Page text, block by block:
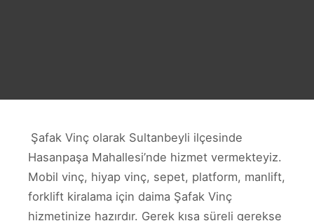
Şafak Vinç olarak Sultanbeyli ilçesinde
Hasanpaşa Mahallesi’nde hizmet vermekteyiz.
Mobil vinç, hiyap vinç, sepet, platform, manlift,
forklift kiralama için daima Şafak Vinç
hizmetinize hazırdır. Gerek kısa süreli gerekse